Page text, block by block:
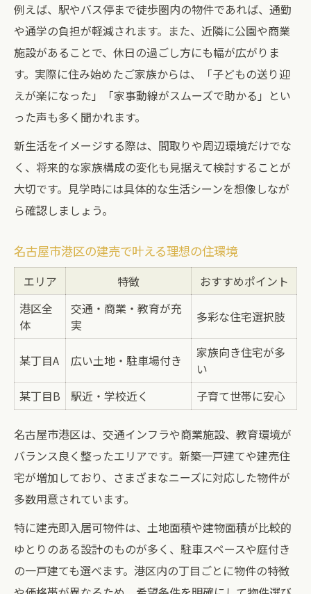
例えば、駅やバス停まで徒歩圏内の物件であれば、通勤
や通学の負担が軽減されます。また、近隣に公園や商業
施設があることで、休日の過ごし方にも幅が広がりま
す。実際に住み始めたご家族からは、「子どもの送り迎
えが楽になった」「家事動線がスムーズで助かる」とい
った声も多く聞かれます。
新生活をイメージする際は、間取りや周辺環境だけでな
く、将来的な家族構成の変化も見据えて検討することが
大切です。見学時には具体的な生活シーンを想像しなが
ら確認しましょう。
名古屋市港区の建売で叶える理想の住環境
エリア 特徴
おすすめポイント
港区全
体
交通・商業・教育が充
実
多彩な住宅選択肢
某丁目A 広い土地・駐車場付き
家族向き住宅が多
い
某丁目B
駅近・学校近く 子育て世帯に安心
名古屋市港区は、交通インフラや商業施設、教育環境が
バランス良く整ったエリアです。新築一戸建てや建売住
宅が増加しており、さまざまなニーズに対応した物件が
多数用意されています。
特に建売即入居可物件は、土地面積や建物面積が比較的
ゆとりのある設計のものが多く、駐車スペースや庭付き
の一戸建ても選べます。港区内の丁目ごとに物件の特徴